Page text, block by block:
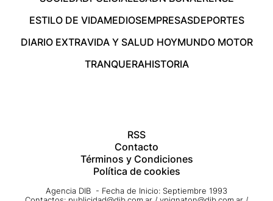
ESTILO DE VIDAMEDIOSEMPRESASDEPORTES
DIARIO EXTRAVIDA Y SALUD HOYMUNDO MOTOR
TRANQUERAHISTORIA
RSS
Contacto
Términos y Condiciones
Política de cookies
Agencia DIB - Fecha de Inicio: Septiembre 1993